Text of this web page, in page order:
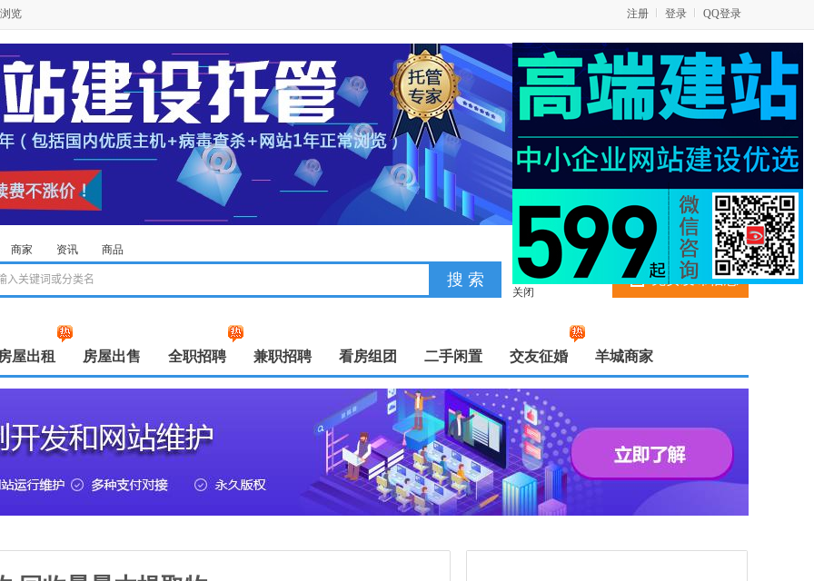
览 QQ登录
登录
注册
免费发布信息
商家 资讯 商品
屋出租 房屋出售 全职招聘 兼职招聘 看房组团 二手闲置 交友征婚 羊城商家
关闭